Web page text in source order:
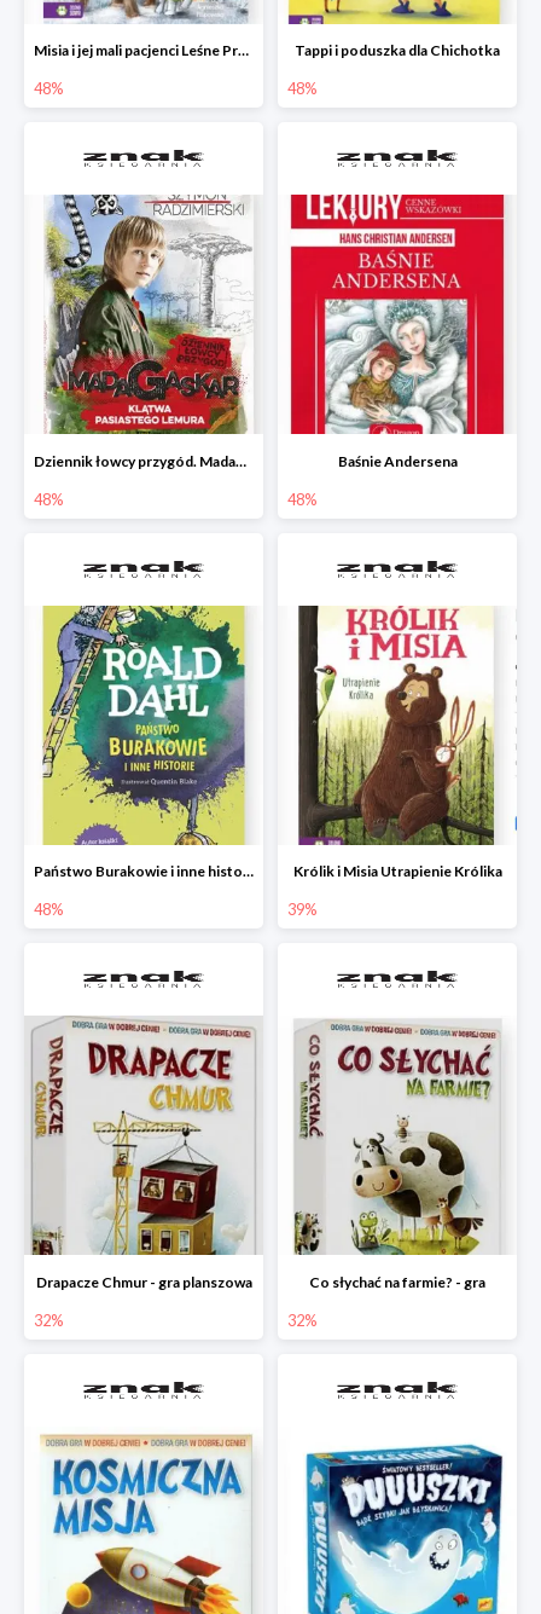
Misia i jej mali pacjenci Leśne Przytulisko
48%
Tappi i poduszka dla Chichotka
48%
Dziennik łowcy przygód. Madagaskar. Klątwa pasiastego lemura
48%
Baśnie Andersena
48%
Państwo Burakowie i inne historie
48%
Królik i Misia Utrapienie Królika
39%
Drapacze Chmur - gra planszowa
32%
Co słychać na farmie? - gra
32%